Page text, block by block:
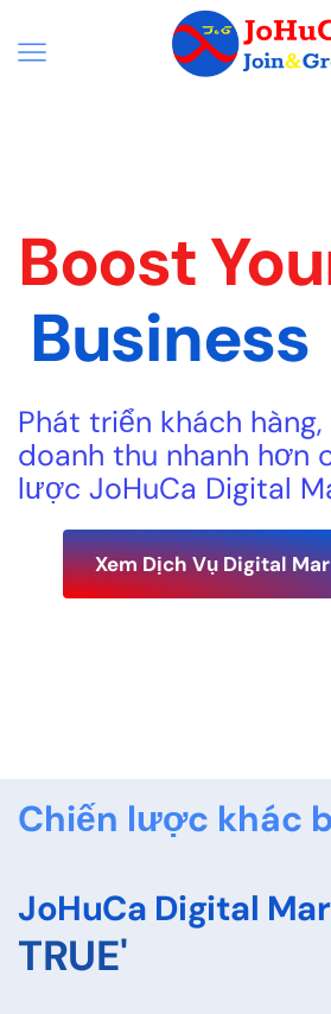
Boost
Business
Phát triển khách
doanh thu nhanh hơn
lược JoHuCa Digital
Xem Dịch Vụ Digital
Chiến lược khác
JoHuCa Digital
TRUE'